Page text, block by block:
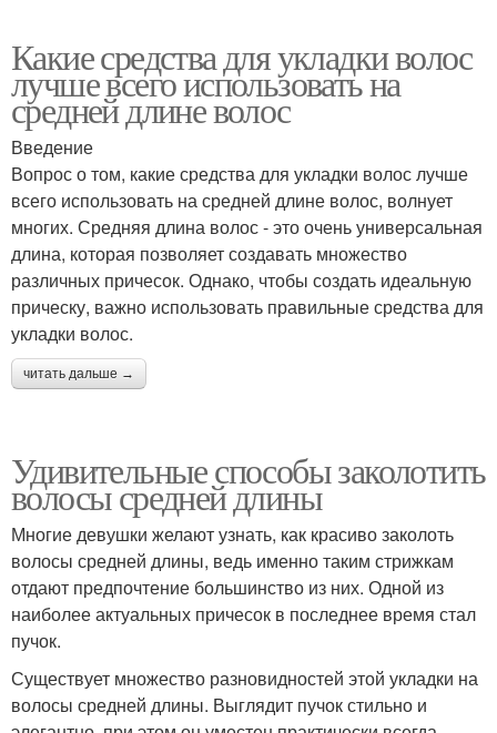
Какие средства для укладки волос
лучше всего использовать на
средней длине волос
Введение
Вопрос о том, какие средства для укладки волос лучше
всего использовать на средней длине волос, волнует
многих. Средняя длина волос - это очень универсальная
длина, которая позволяет создавать множество
различных причесок. Однако, чтобы создать идеальную
прическу, важно использовать правильные средства для
укладки волос.
читать дальше →
Удивительные способы заколотить
волосы средней длины
Многие девушки желают узнать, как красиво заколоть
волосы средней длины, ведь именно таким стрижкам
отдают предпочтение большинство из них. Одной из
наиболее актуальных причесок в последнее время стал
пучок.
Существует множество разновидностей этой укладки на
волосы средней длины. Выглядит пучок стильно и